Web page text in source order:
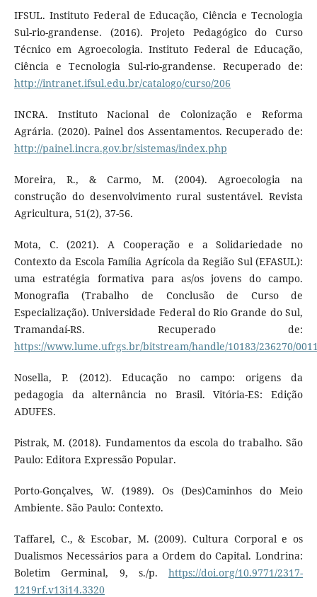
IFSUL. Instituto Federal de Educação, Ciência e Tecnologia
Sul-rio-grandense. (2016). Projeto Pedagógico do Curso
Técnico em Agroecologia. Instituto Federal de Educação,
Ciência e Tecnologia Sul-rio-grandense. Recuperado de:
http://intranet.ifsul.edu.br/catalogo/curso/206
INCRA. Instituto Nacional de Colonização e Reforma
Agrária. (2020). Painel dos Assentamentos. Recuperado de:
http://painel.incra.gov.br/sistemas/index.php
Moreira, R., & Carmo, M. (2004). Agroecologia na
construção do desenvolvimento rural sustentável. Revista
Agricultura, 51(2), 37-56.
Mota, C. (2021). A Cooperação e a Solidariedade no
Contexto da Escola Família Agrícola da Região Sul (EFASUL):
uma estratégia formativa para as/os jovens do campo.
Monografia (Trabalho de Conclusão de Curso de
Especialização). Universidade Federal do Rio Grande do Sul,
Tramandaí-RS. Recuperado de:
https://www.lume.ufrgs.br/bitstream/handle/10183/236270/
Nosella, P. (2012). Educação no campo: origens da
pedagogia da alternância no Brasil. Vitória-ES: Edição
ADUFES.
Pistrak, M. (2018). Fundamentos da escola do trabalho. São
Paulo: Editora Expressão Popular.
Porto-Gonçalves, W. (1989). Os (Des)Caminhos do Meio
Ambiente. São Paulo: Contexto.
Taffarel, C., & Escobar, M. (2009). Cultura Corporal e os
Dualismos Necessários para a Ordem do Capital. Londrina:
Boletim Germinal, 9, s./p.https://doi.org/10.9771/2317-
1219rf.v13i14.3320